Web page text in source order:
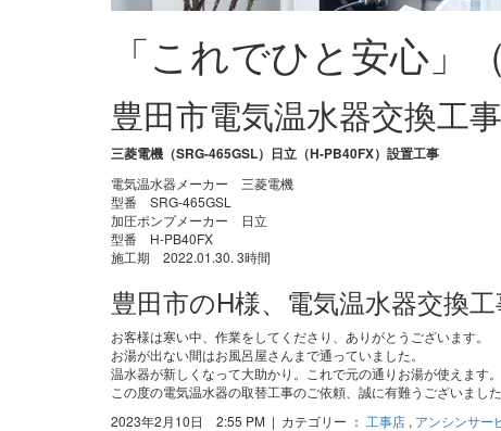
「これでひと安心」
豊田市電気温水器交換工事
三菱電機（SRG-465GSL）日立（H-PB40FX）設置工事
電気温水器メーカー 三菱電機
型番 SRG-465GSL
加圧ポンプメーカー 日立
型番 H-PB40FX
施工期 2022.01.30. 3時間
豊田市のH様、電気温水器交換
お客様は寒い中、作業をしてくださり、ありがとうございます。
お湯が出ない間はお風呂屋さんまで通っていました。
温水器が新しくなって大助かり。これで元の通りお湯が使えます
この度の電気温水器の取替工事のご依頼、誠に有難うございました
2023年2月10日 2:55 PM | カテゴリー ： 工事店 , アンシンサー